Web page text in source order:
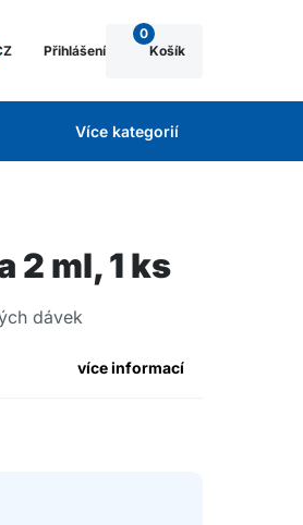
Přihlášení
0
Košík
Více kategorií
2 ml, 1 ks
dávek
více informací